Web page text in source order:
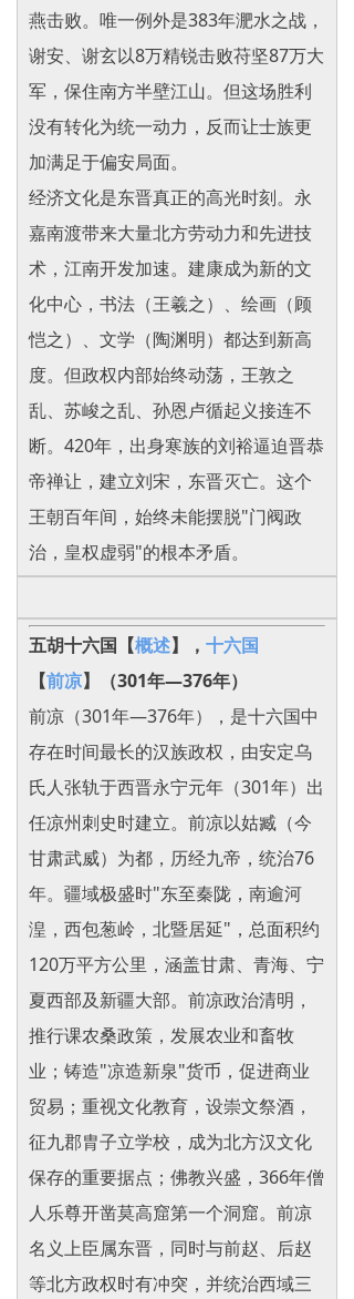
燕击败。唯一例外是383年淝水之战，
谢安、谢玄以8万精锐击败苻坚87万大
军，保住南方半壁江山。但这场胜利
没有转化为统一动力，反而让士族更
加满足于偏安局面。
经济文化是东晋真正的高光时刻。永
嘉南渡带来大量北方劳动力和先进技
术，江南开发加速。建康成为新的文
化中心，书法（王羲之）、绘画（顾
恺之）、文学（陶渊明）都达到新高
度。但政权内部始终动荡，王敦之
乱、苏峻之乱、孙恩卢循起义接连不
断。420年，出身寒族的刘裕逼迫晋恭
帝禅让，建立刘宋，东晋灭亡。这个
王朝百年间，始终未能摆脱"门阀政
治，皇权虚弱"的根本矛盾。
五胡十六国【概述】， 十六国
【前凉】（301年—376年）
前凉（301年—376年），是十六国中
存在时间最长的汉族政权，由安定乌
氏人张轨于西晋永宁元年（301年）出
任凉州刺史时建立。前凉以姑臧（今
甘肃武威）为都，历经九帝，统治76
年。疆域极盛时"东至秦陇，南逾河
湟，西包葱岭，北暨居延"，总面积约
120万平方公里，涵盖甘肃、青海、宁
夏西部及新疆大部。前凉政治清明，
推行课农桑政策，发展农业和畜牧
业；铸造"凉造新泉"货币，促进商业
贸易；重视文化教育，设崇文祭酒，
征九郡胄子立学校，成为北方汉文化
保存的重要据点；佛教兴盛，366年僧
人乐尊开凿莫高窟第一个洞窟。前凉
名义上臣属东晋，同时与前赵、后赵
等北方政权时有冲突，并统治西域三